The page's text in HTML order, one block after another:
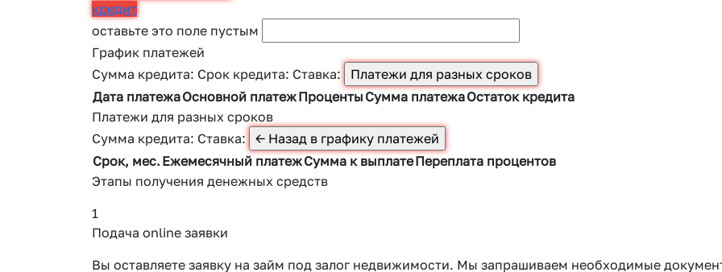
кредит
оставьте это поле пустым
График платежей
Сумма кредита: Срок кредита: Ставка:
Дата платежаОсновной платежПроценты Сумма платежаОстаток кредита
Платежи для разных сроков
Сумма кредита: Ставка:
Срок, мес.Ежемесячный платежСумма к выплатеПереплата процентов
Этапы получения денежных средств
1
Подача online заявки
Вы оставляете заявку на займ под залог недвижимости. Мы запрашиваем необходимые